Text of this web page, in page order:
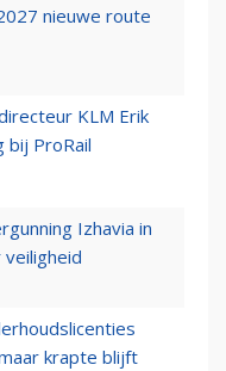
nieuwe route
KLM Erik
bij ProRail
Izhavia in
krapte blijft